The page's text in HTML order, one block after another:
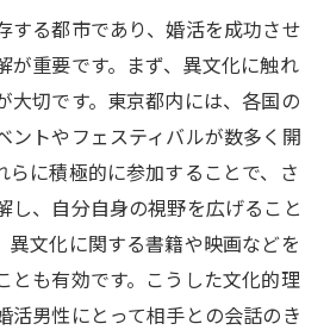
する都市であり、婚活を成功させ
が重要です。まず、異文化に触れ
大切です。東京都内には、各国の
ントやフェスティバルが数多く開
らに積極的に参加することで、さ
し、自分自身の視野を広げること
異文化に関する書籍や映画などを
とも有効です。こうした文化的理
活男性にとって相手との会話のき